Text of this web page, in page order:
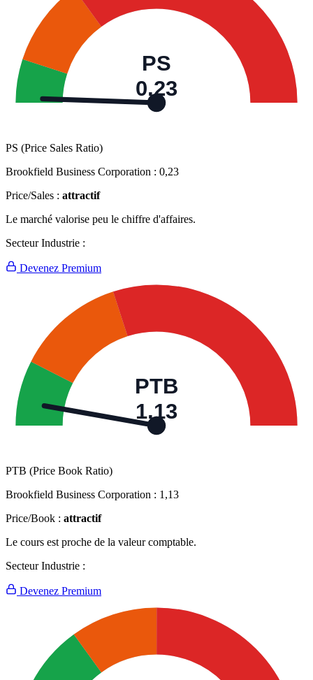
PS
0,23
PS (Price Sales Ratio)
Brookfield Business Corporation : 0,23
Price/Sales : attractif
Le marché valorise peu le chiffre d'affaires.
Secteur Industrie :
Devenez Premium
PTB
1,13
PTB (Price Book Ratio)
Brookfield Business Corporation : 1,13
Price/Book : attractif
Le cours est proche de la valeur comptable.
Secteur Industrie :
Devenez Premium